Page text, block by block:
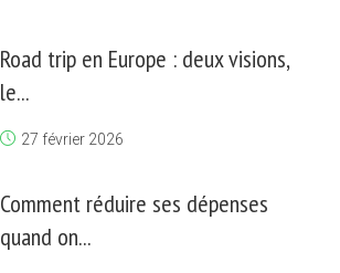
Road trip en Europe : deux visions,
le...
27 février 2026
Comment réduire ses dépenses
quand on...